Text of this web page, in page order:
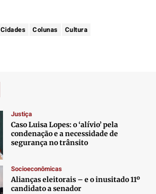
Cidades Colunas Cultura
Justiça
Caso Luisa Lopes: o ‘alívio’ pela
condenação e a necessidade de
segurança no trânsito
Socioeconômicas
Alianças eleitorais – e o inusitado 11º
candidato a senador